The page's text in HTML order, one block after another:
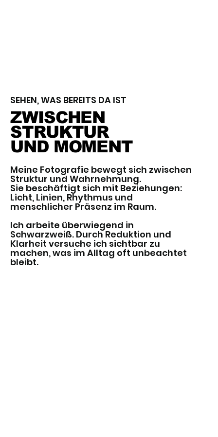
SEHEN, WAS BEREITS DA IST
ZWISCHEN
STRUKTUR
UND MOMENT
Meine Fotografie bewegt sich zwischen
Struktur und Wahrnehmung.
Sie beschäftigt sich mit Beziehungen:
Licht, Linien, Rhythmus und
menschlicher Präsenz im Raum.
Ich arbeite überwiegend in
Schwarzweiß. Durch Reduktion und
Klarheit versuche ich sichtbar zu
machen, was im Alltag oft unbeachtet
bleibt.